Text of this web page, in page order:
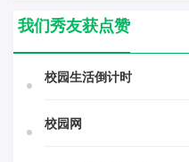
我们秀友获点赞
校园生活倒计时
校园网